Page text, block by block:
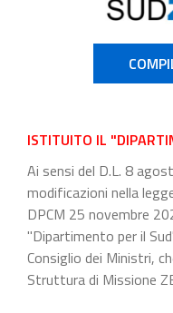
ISTITUITO IL
Ai sensi del D.L. 8
modificazioni nella
DPCM 25 novembre
"Dipartimento per il
Consiglio dei Ministri,
Struttura di Missione